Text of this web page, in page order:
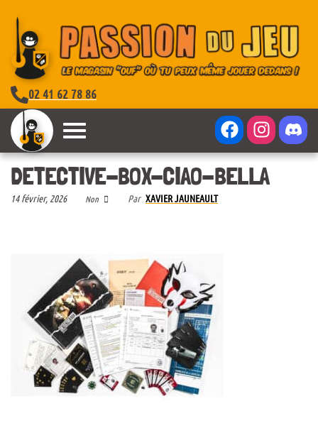
02 41 62 78 86
DETECTIVE-BOX-CIAO-BELLA
14 février, 2026 Non Par XAVIER JAUNEAULT